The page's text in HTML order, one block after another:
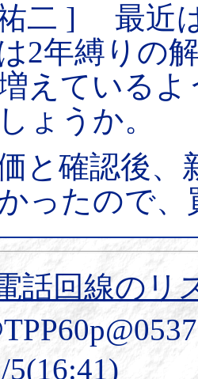
二 ] 最近
2年縛りの
えている
ょうか。
と確認後、
ったので
話回線のリ
5(16:41)